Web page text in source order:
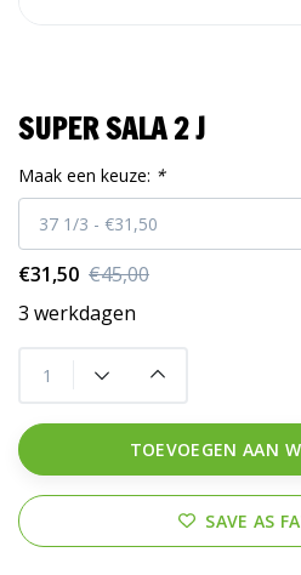
SUPER SALA 2 J
Maak een keuze: *
€31,50 €45,00
3 werkdagen
TOEVOEGEN AAN
SAVE AS